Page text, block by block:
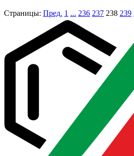
Страницы: Пред. 1 ... 236 237 238 239